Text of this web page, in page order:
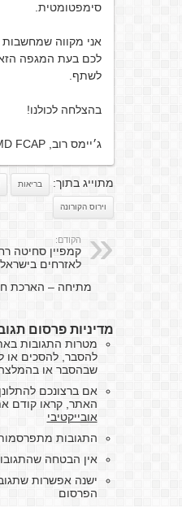
סימפטומטית.
אני מקווה שמחשבות
לכם בעת המגפה
לשתף.
בהצלחה לכולנו!
ג׳יימס רוב, MD FCAP
מתוייג בתוך: בריאות
וירוס הקורונה
הקודם:
קמפיין סחיטה
לאזרחים בישראל
מתיחה – הארכת
מדיניות פרסום
מטרות התגובות
להסבר, להסכים או
שבהסבר או
אם ברצונכם
האתר, קראו קודם
אובייקטיבי
התגובות
אין הבטחה
ישנה אפשרות
הפרסום